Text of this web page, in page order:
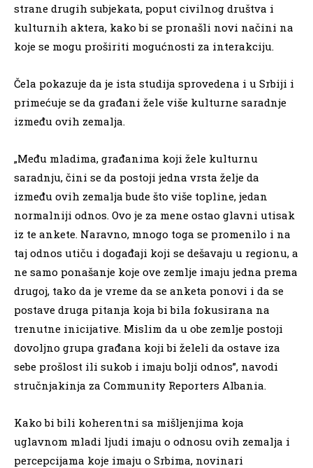
strane drugih subjekata, poput civilnog društva i
kulturnih aktera, kako bi se pronašli novi načini na
koje se mogu proširiti mogućnosti za interakciju.
Čela pokazuje da je ista studija sprovedena i u Srbiji i
primećuje se da građani žele više kulturne saradnje
između ovih zemalja.
„Među mladima, građanima koji žele kulturnu
saradnju, čini se da postoji jedna vrsta želje da
između ovih zemalja bude što više topline, jedan
normalniji odnos. Ovo je za mene ostao glavni utisak
iz te ankete. Naravno, mnogo toga se promenilo i na
taj odnos utiču i događaji koji se dešavaju u regionu, a
ne samo ponašanje koje ove zemlje imaju jedna prema
drugoj, tako da je vreme da se anketa ponovi i da se
postave druga pitanja koja bi bila fokusirana na
trenutne inicijative. Mislim da u obe zemlje postoji
dovoljno grupa građana koji bi želeli da ostave iza
sebe prošlost ili sukob i imaju bolji odnos”, navodi
stručnjakinja za Community Reporters Albania.
Kako bi bili koherentni sa mišljenjima koja
uglavnom mladi ljudi imaju o odnosu ovih zemalja i
percepcijama koje imaju o Srbima, novinari